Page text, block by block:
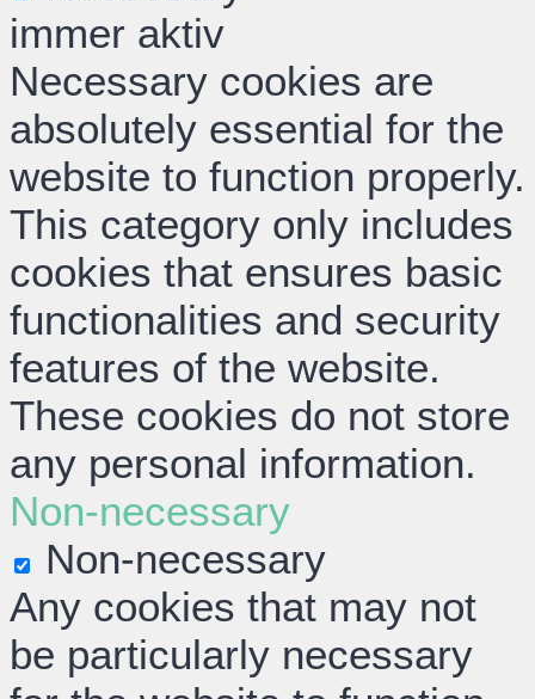
immer aktiv
Necessary cookies are
absolutely essential for the
website to function properly.
This category only includes
cookies that ensures basic
functionalities and security
features of the website.
These cookies do not store
any personal information.
Non-necessary
Non-necessary
Any cookies that may not
be particularly necessary